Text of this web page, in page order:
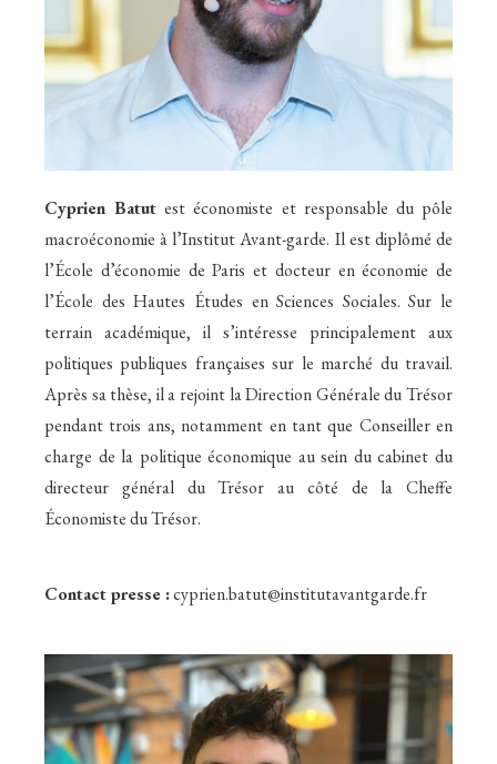
Cyprien Batut est économiste et responsable du pôle
macroéconomie à l’Institut Avant-garde. Il est diplômé de
l’École d’économie de Paris et docteur en économie de
l’École des Hautes Études en Sciences Sociales. Sur le
terrain académique, il s’intéresse principalement aux
politiques publiques françaises sur le marché du travail.
Après sa thèse, il a rejoint la Direction Générale du Trésor
pendant trois ans, notamment en tant que Conseiller en
charge de la politique économique au sein du cabinet du
directeur général du Trésor au côté de la Cheffe
Économiste du Trésor.
Contact presse :cyprien.batut@institutavantgarde.fr